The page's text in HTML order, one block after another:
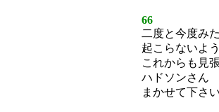
66
二度と今度み
起こらないよ
これからも見
ハドソンさん
まかせて下さ